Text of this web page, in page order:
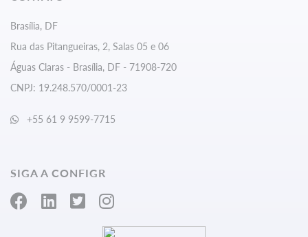
Brasília, DF
Rua das Pitangueiras, 2, Salas 05 e 06
Águas Claras - Brasília, DF - 71908-720
CNPJ: 19.248.570/0001-23
+55 61 9 9599-7715
SIGA A CONFIGR